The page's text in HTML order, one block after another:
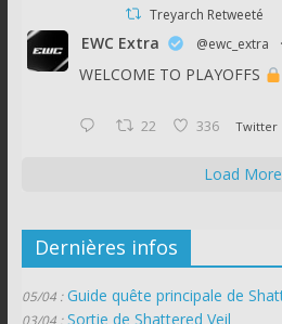
Treyarch Retweeté
EWC Extra @ewc_extra ·
WELCOME TO PLAYOFFS
22 336 Twitter
Load More
Dernières infos
05/04 : Guide quête principale de
03/04 : Sortie de Shattered Veil